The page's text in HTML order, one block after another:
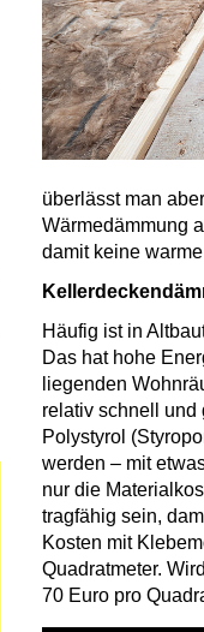
überlässt man
Wärmedämmung
damit keine
Häufig ist in
Das hat hohe
liegenden
relativ schnell und
Polystyrol
werden – mit
nur die
tragfähig sein,
Kosten mit
Quadratmeter.
70 Euro pro